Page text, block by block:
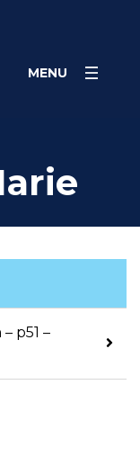
MENU
p51 –